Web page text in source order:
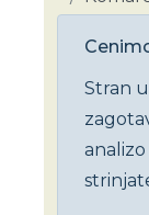
Stran
analizo